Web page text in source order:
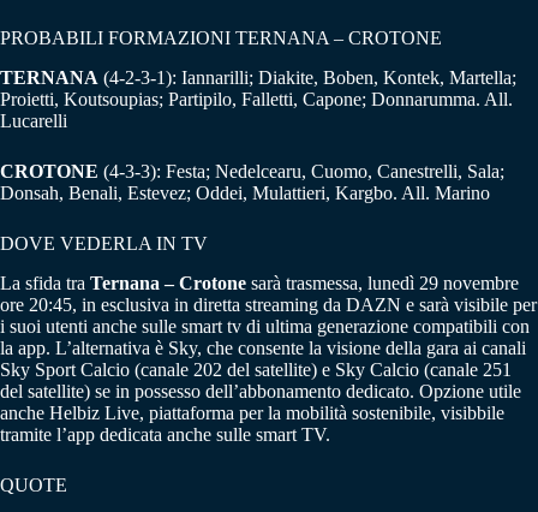
PROBABILI FORMAZIONI TERNANA – CROTONE
TERNANA (4-2-3-1): Iannarilli; Diakite, Boben, Kontek, Martella;
Proietti, Koutsoupias; Partipilo, Falletti, Capone; Donnarumma. All.
Lucarelli
CROTONE (4-3-3): Festa; Nedelcearu, Cuomo, Canestrelli, Sala;
Donsah, Benali, Estevez; Oddei, Mulattieri, Kargbo. All. Marino
DOVE VEDERLA IN TV
La sfida tra Ternana – Crotone sarà trasmessa, lunedì 29 novembre
ore 20:45, in esclusiva in diretta streaming da DAZN e sarà visibile per
i suoi utenti anche sulle smart tv di ultima generazione compatibili con
la app. L’alternativa è Sky, che consente la visione della gara ai canali
Sky Sport Calcio (canale 202 del satellite) e Sky Calcio (canale 251
del satellite) se in possesso dell’abbonamento dedicato. Opzione utile
anche Helbiz Live, piattaforma per la mobilità sostenibile, visibbile
tramite l’app dedicata anche sulle smart TV.
QUOTE